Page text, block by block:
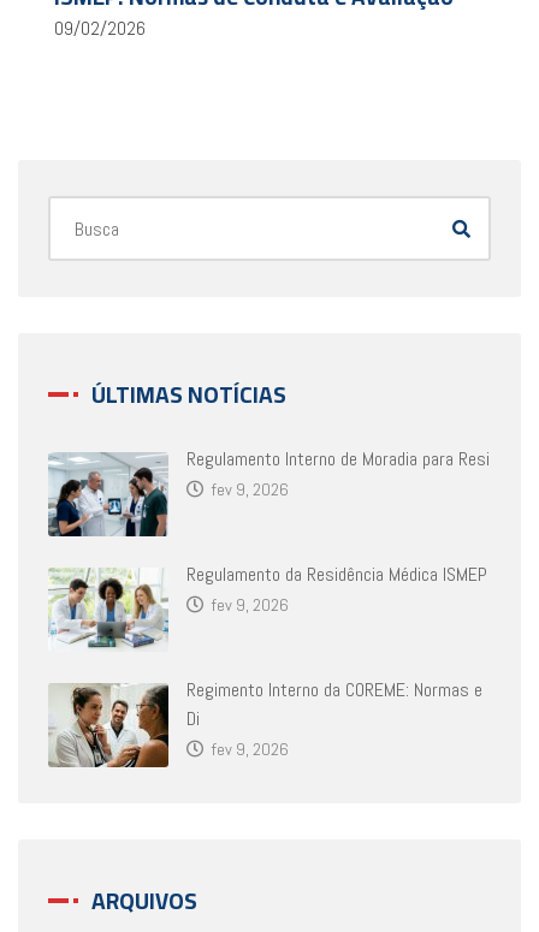
09/02/2026
ÚLTIMAS NOTÍCIAS
Regulamento Interno de Moradia para Resi
fev 9, 2026
Regulamento da Residência Médica ISMEP
fev 9, 2026
Regimento Interno da COREME: Normas e
Di
fev 9, 2026
ARQUIVOS